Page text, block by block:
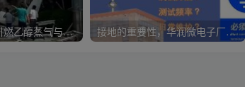
制药厂因静电引燃乙醇蒸气与空气混合形成的爆炸气体 接地的重要性，华润微电子厂火灾起因？